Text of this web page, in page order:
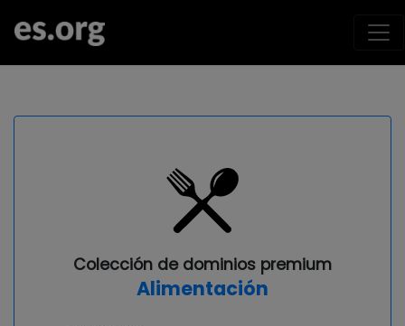
Colección de dominios premium
Alimentación